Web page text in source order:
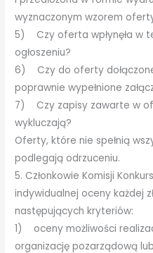
wyznaczonym wzorem
5) Czy oferta wpłynęła w
ogłoszeniu?
6) Czy do oferty
poprawnie wypełnione
7) Czy zapisy zawarte w
wykluczają?
Oferty, które nie spełnią
podlegają odrzuceniu.
5. Członkowie Komisji
indywidualnej oceny każdej
następujących kryteriów:
1) oceny możliwości
organizację pozarządową